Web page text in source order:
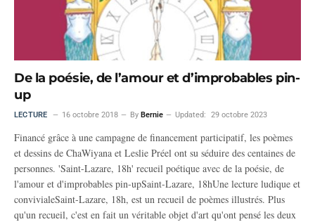
De la poésie, de l’amour et d’improbables pin-
up
LECTURE 16 octobre 2018 By Bernie Updated: 29 octobre 2023
Financé grâce à une campagne de financement participatif, les poèmes
et dessins de ChaWiyana et Leslie Préel ont su séduire des centaines de
personnes. 'Saint-Lazare, 18h' recueil poétique avec de la poésie, de
l'amour et d'improbables pin-upSaint-Lazare, 18hUne lecture ludique et
convivialeSaint-Lazare, 18h, est un recueil de poèmes illustrés. Plus
qu'un recueil, c'est en fait un véritable objet d'art qu'ont pensé les deux